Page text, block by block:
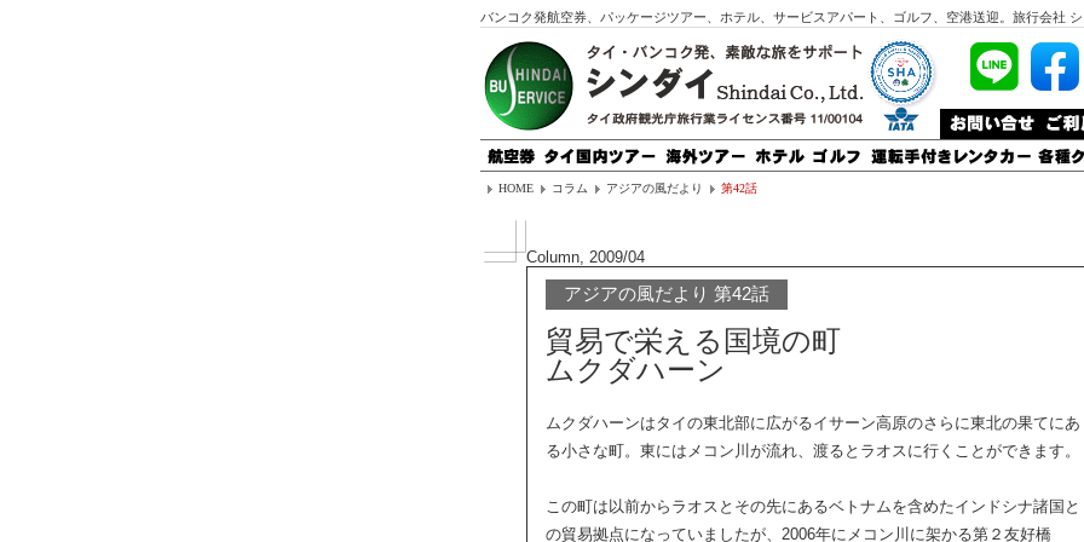
バンコク発航空券、パッケージツアー、ホテル、サービスアパート、ゴルフ、空港送迎。旅行会社
HOME コラム アジアの風だより 第42話
Column, 2009/04
アジアの風だより 第42話
貿易で栄える国境の町
ムクダハーン
ムクダハーンはタイの東北部に広がるイサーン高原のさらに東北の果てにあ
る小さな町。東にはメコン川が流れ、渡るとラオスに行くことができます。
この町は以前からラオスとその先にあるベトナムを含めたインドシナ諸国と
の貿易拠点になっていましたが、2006年にメコン川に架かる第２友好橋